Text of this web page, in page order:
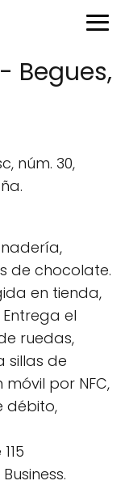
Begues,
núm. 30,
de chocolate.
en tienda,
el
ruedas,
de
móvil por NFC,
débito,